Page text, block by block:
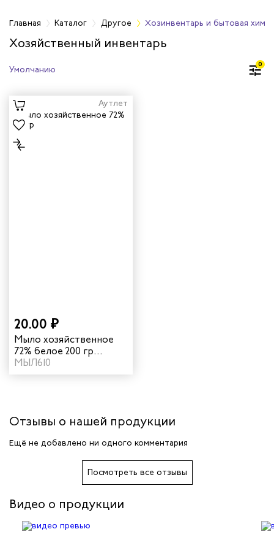
и бытовая
Главная Каталог Другое Хозинвентарь и бытовая
Хозяйственный инвентарь
0
Аутлет
20.00 ₽
Мыло хозяйственное
72% белое 200 гр
индивидуальная
упаковка
МЫЛ610
Отзывы о нашей продукции
Ещё не добавлено ни одного комментария
Посмотреть все отзывы
Видео о продукции